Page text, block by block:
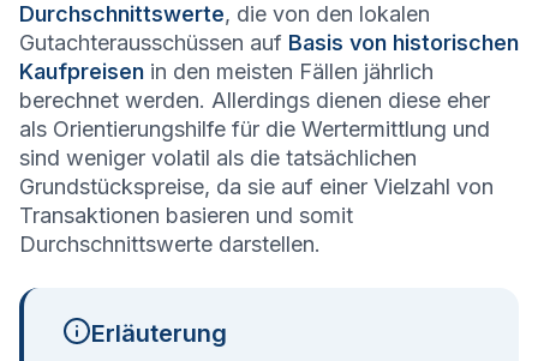
Durchschnittswerte, die von den lokalen
Gutachterausschüssen auf Basis von historischen
Kaufpreisen in den meisten Fällen jährlich
berechnet werden. Allerdings dienen diese eher
als Orientierungshilfe für die Wertermittlung und
sind weniger volatil als die tatsächlichen
Grundstückspreise, da sie auf einer Vielzahl von
Transaktionen basieren und somit
Durchschnittswerte darstellen.
Erläuterung